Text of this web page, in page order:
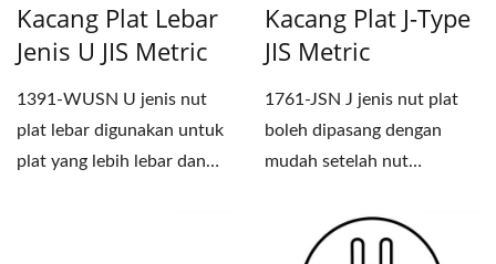
Kacang Plat Lebar
Jenis U JIS Metric
1391-WUSN U jenis nut
plat lebar digunakan untuk
plat yang lebih lebar dan
Kacang Plat J-Type
JIS Metric
1761-JSN J jenis nut plat
boleh dipasang dengan
mudah setelah nut
melihat...